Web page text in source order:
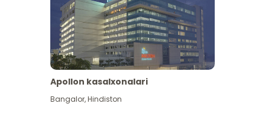
Apollon kasalxonalari
Bangalor,Hindiston